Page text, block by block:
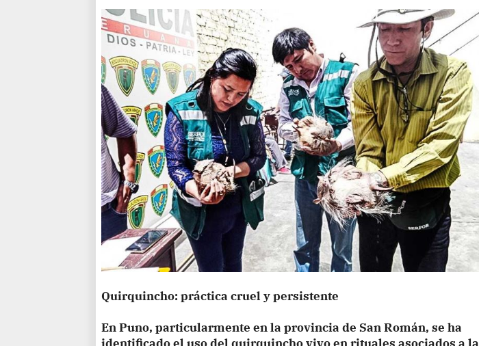
Quirquincho: práctica cruel y persistente
En Puno, particularmente en la provincia de San Román, se ha
identificado el uso del quirquincho vivo en rituales asociados a la